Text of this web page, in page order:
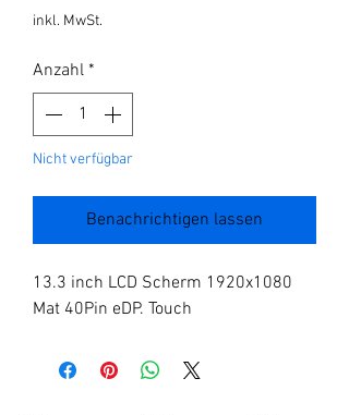
inkl. MwSt.
Anzahl *
Nicht verfügbar
Benachrichtigen lassen
13.3 inch LCD Scherm 1920x1080
Mat 40Pin eDP. Touch